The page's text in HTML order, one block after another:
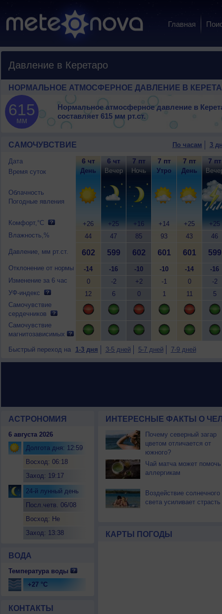
Главная
Давление в Керетаро
НОРМАЛЬНОЕ АТМОСФЕРНОЕ ДАВЛЕНИЕ В
615
мм
Нормальное атмосферное давление в
составляет 615 мм рт.ст.
САМОЧУВСТВИЕ По часам 3
Дата
Время суток
Облачность
Погодные явления
Комфорт,°C
Влажность,%
Давление, мм рт.ст.
Отклонение от нормы
Изменение за 6 час
УФ-индекс
Самочувствие
сердечников
Самочувствие
магнитозависимых
6 чт
День
+26
44
602
-14
0
12
6 чт
Вечер
+25
47
599
-16
-2
6
7 пт
Ночь
+16
85
602
-10
+2
0
7 пт
Утро
+14
93
601
-10
-1
1
7 пт
День
+25
43
601
-14
0
11
7 пт
+25
46
599
-16
-2
5
Быстрый переход на 1-3 дня 3-5 дней 5-7 дней 7-9 дней
АСТРОНОМИЯ
6 августа 2026
Долгота дня: 12:59
Восход: 06:18
Заход: 19:17
24-й лунный день
Посл.четв. 06/08
Восход: Не
Заход: 13:38
ВОДА
Температура воды
+27 °C
КОНТАКТЫ
ИНТЕРЕСНЫЕ ФАКТЫ О
Почему северный загар
цветом отличается от
южного?
Чай матча может помочь
аллергикам
Воздействие солнечного
света усиливает страсть
КАРТЫ ПОГОДЫ